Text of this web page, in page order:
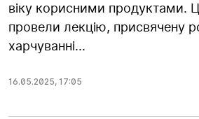
віку корисними продуктами.
провели лекцію, присвячену
харчуванні...
16.05.2025, 17:05